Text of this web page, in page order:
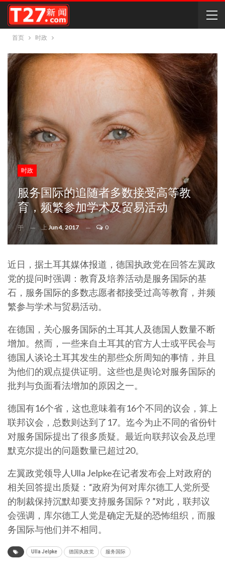
首页 时政
时政
服务国际的追随者多数接受高等教
育，频繁参加学术及贸易活动
于 上 Jun 4, 2017 0
近日，据土耳其媒体报道，德国执政党在回答左翼政
党的提问时强调：教育及培养活动是服务国际的基
石，服务国际的多数志愿者都接受过高等教育，并频
繁参与学术与贸易活动。
在德国，关心服务国际的土耳其人及德国人数量不断
增加。然而，一些来自土耳其的官方人士或平民会与
德国人谈论土耳其发生的那些众所周知的事情，并且
为他们的观点提供证明。这些也是舆论对服务国际的
批判与负面看法增加的原因之一。
德国有16个省，这也意味着有16个不同的议会，算上
联邦议会，总数则达到了17。迄今为止不同的省份针
对服务国际提出了很多质疑。最近向联邦议会及总理
默克尔提出的问题数量已超过20。
左翼政党领导人Ulla Jelpke在记者发布会上对政府的
相关回答提出质疑：“政府为何对库尔德工人党所受
的制裁保持沉默却要支持服务国际？”对此，联邦议
会强调，库尔德工人党是确定无疑的恐怖组织，而服
务国际与他们并不相同。
Ulla Jelpke 德国执政党 服务国际